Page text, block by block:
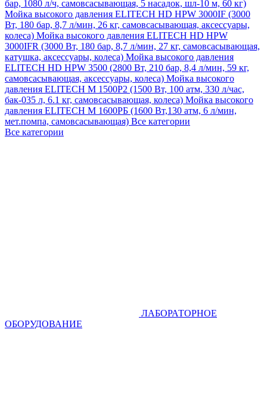
бар, 1080 л/ч, самовсасывающая, 5 насадок, шл-10 м, 60 кг)
Мойка высокого давления ELITECH HD HPW 3000IF (3000
Вт, 180 бар, 8,7 л/мин, 26 кг, самовсасывающая, аксессуары,
колеса) Мойка высокого давления ELITECH HD HPW
3000IFR (3000 Вт, 180 бар, 8,7 л/мин, 27 кг, самовсасывающая,
катушка, аксессуары, колеса) Мойка высокого давления
ELITECH HD HPW 3500 (2800 Вт, 210 бар, 8,4 л/мин, 59 кг,
самовсасывающая, аксессуары, колеса) Мойка высокого
давления ELITECH M 1500P2 (1500 Вт, 100 атм, 330 л/час,
бак-035 л, 6.1 кг, самовсасывающая, колеса) Мойка высокого
давления ELITECH М 1600РБ (1600 Вт,130 атм, 6 л/мин,
мет.помпа, самовсасывающая) Все категории
Все категории
ЛАБОРАТОРНОЕ
ОБОРУДОВАНИЕ